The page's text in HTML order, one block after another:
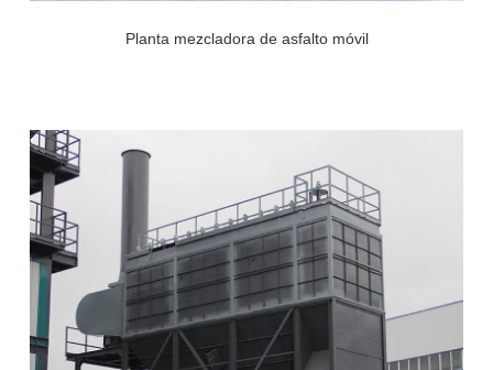
Planta mezcladora de asfalto móvil